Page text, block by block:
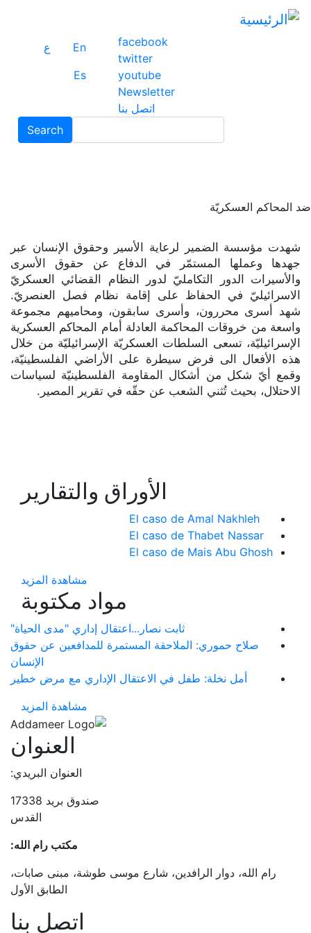
facebook
twitter
youtube
Newsletter
اتصل بنا
En
ع
Es
Search
Search
ضد المحاكم العسكريّة
شهدت مؤسسة الضمير لرعاية الأسير وحقوق الإنسان عبر
جهدها وعملها المستمّر في الدفاع عن حقوق الأسرى
والأسيرات الدور التكامليّ لدور النظام القضائي العسكريّ
الاسرائيليّ في الحفاظ على إقامة نظام فصل العنصريّ.
شهد أسرى محررون، وأسرى سابقون، ومحاميهم مجموعة
واسعة من خروقات المحاكمة العادلة أمام المحاكم العسكرية
الإسرائيليّة، تسعى السلطات العسكريّة الإسرائيليّة من خلال
هذه الأفعال الى فرض سيطرة على الأراضي الفلسطينيّة،
وقمع أيّ شكل من أشكال المقاومة الفلسطينيّة لسياسات
الاحتلال، بحيث تُثني الشعب عن حقّه في تقرير المصير.
الأوراق والتقارير
El caso de Amal Nakhleh
El caso de Thabet Nassar
El caso de Mais Abu Ghosh
مشاهدة المزيد
مواد مكتوبة
ثابت نصار...اعتقال إداري "مدى الحياة"
صلاح حموري: الملاحقة المستمرة للمدافعين عن حقوق
الإنسان
أمل نخلة: طفل في الاعتقال الإداري مع مرض خطير
مشاهدة المزيد
العنوان
العنوان البريدي:
صندوق بريد 17338
القدس
مكتب رام الله:
رام الله، دوار الرافدين، شارع موسى طوشة، مبنى صابات،
الطابق الأول
اتصل بنا